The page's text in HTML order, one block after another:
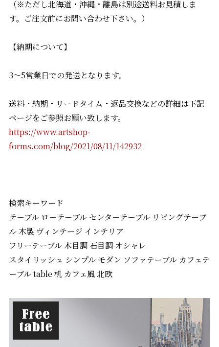
（※ただし北海道・沖縄・離島は別途送料お見積しま
す。ご注文前にお問い合わせ下さい。）
【納期について】
3〜5営業日での発送となります。
送料・納期・リードタイム・返品交換などの詳細は下記
ページをご参照お願い致します。
https://www.artshop-
forms.com/blog/2021/08/11/142932
検索キーワード
テーブル ローテーブル センターテーブル リビングテーブ
ル 木製 ヴィンテージ インテリア
フリーテーブル 木目調 石目調 オシャレ
スタイリッシュ シンプル モダン ソファテーブル カフェテ
ーブル table 机 カフェ風 北欧